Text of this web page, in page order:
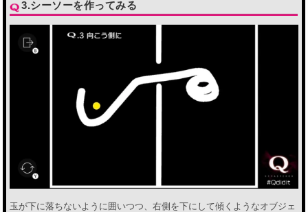
3.シーソーを作ってみる
玉が下に落ちないように囲いつつ、右側を下にして傾くようなオブジェ